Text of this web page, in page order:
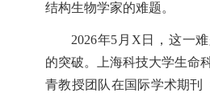
结构生物学家的难题。
2026年5月X日，这一
的突破。上海科技大学生命
青教授团队在国际学术期刊